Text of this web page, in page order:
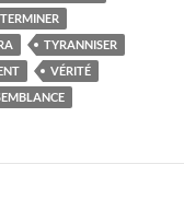
TERMINER
TYRANNISER
VÉRITÉ